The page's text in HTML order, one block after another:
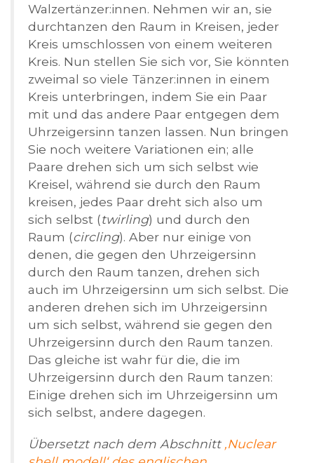
Walzertänzer:innen. Nehmen wir an, sie
durchtanzen den Raum in Kreisen, jeder
Kreis umschlossen von einem weiteren
Kreis. Nun stellen Sie sich vor, Sie könnten
zweimal so viele Tänzer:innen in einem
Kreis unterbringen, indem Sie ein Paar
mit und das andere Paar entgegen dem
Uhrzeigersinn tanzen lassen. Nun bringen
Sie noch weitere Variationen ein; alle
Paare drehen sich um sich selbst wie
Kreisel, während sie durch den Raum
kreisen, jedes Paar dreht sich also um
sich selbst (twirling) und durch den
Raum (circling). Aber nur einige von
denen, die gegen den Uhrzeigersinn
durch den Raum tanzen, drehen sich
auch im Uhrzeigersinn um sich selbst. Die
anderen drehen sich im Uhrzeigersinn
um sich selbst, während sie gegen den
Uhrzeigersinn durch den Raum tanzen.
Das gleiche ist wahr für die, die im
Uhrzeigersinn durch den Raum tanzen:
Einige drehen sich im Uhrzeigersinn um
sich selbst, andere dagegen.
Übersetzt nach dem Abschnitt ‚Nuclear